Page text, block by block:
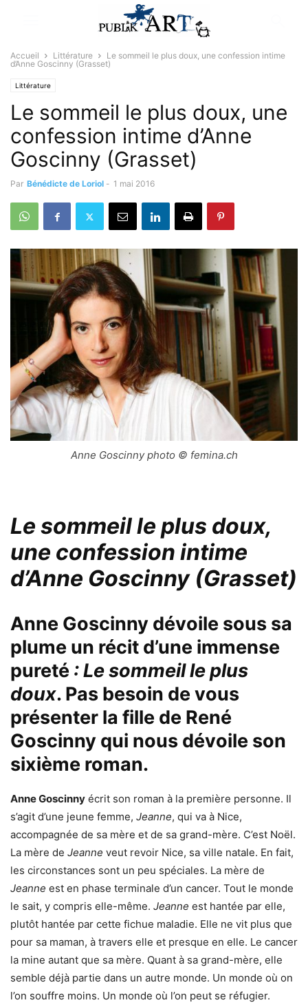
Accueil Littérature
Le sommeil le plus doux, une confession intime
d’Anne Goscinny (Grasset)
Littérature
Le sommeil le plus doux, une
confession intime d’Anne
Goscinny (Grasset)
Par Bénédicte de Loriol - 1 mai 2016
Anne Goscinny photo © femina.ch
Le sommeil le plus doux,
une confession intime
d’Anne Goscinny (Grasset)
Anne Goscinny dévoile sous sa
plume un récit d’une immense
pureté : Le sommeil le plus
doux. Pas besoin de vous
présenter la fille de René
Goscinny qui nous dévoile son
sixième roman.
Anne Goscinny écrit son roman à la première personne. Il
s’agit d’une jeune femme, Jeanne, qui va à Nice,
accompagnée de sa mère et de sa grand-mère. C’est Noël.
La mère de Jeanne veut revoir Nice, sa ville natale. En fait,
les circonstances sont un peu spéciales. La mère de
Jeanne est en phase terminale d’un cancer. Tout le monde
le sait, y compris elle-même. Jeanne est hantée par elle,
plutôt hantée par cette fichue maladie. Elle ne vit plus que
pour sa maman, à travers elle et presque en elle. Le cancer
la mine autant que sa mère. Quant à sa grand-mère, elle
semble déjà partie dans un autre monde. Un monde où on
l’on souffre moins. Un monde où l’on peut se réfugier.